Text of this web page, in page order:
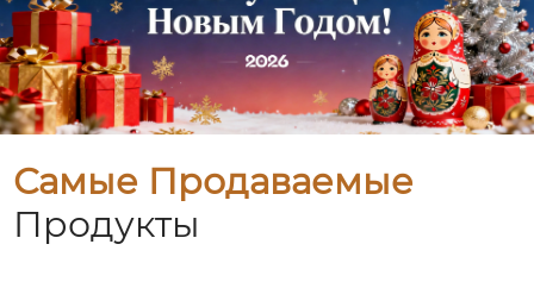
Самые Продаваемые
Продукты